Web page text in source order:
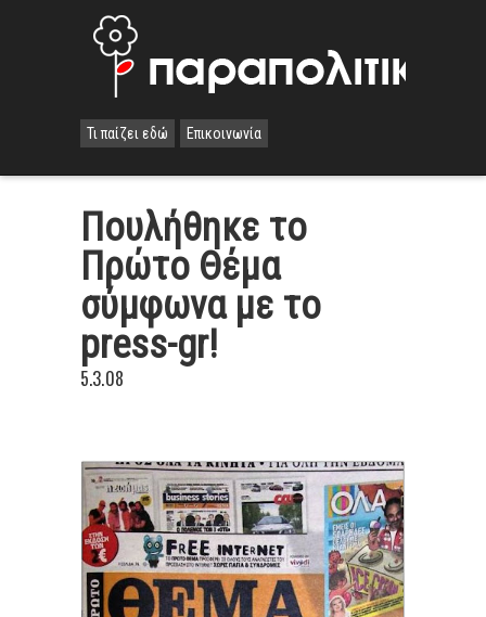
Τι παίζει εδώ Επικοινωνία
Πουλήθηκε το
Πρώτο Θέμα
σύμφωνα με το
press-gr!
5.3.08